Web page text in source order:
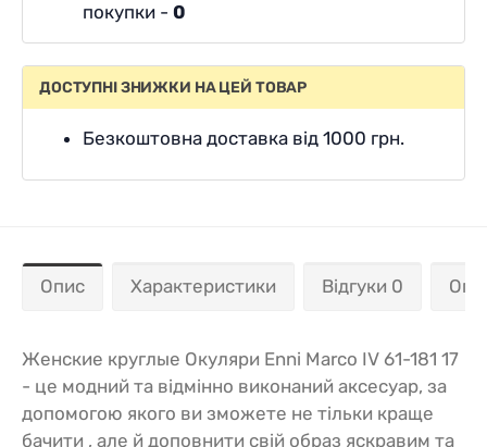
покупки - 0
ДОСТУПНІ ЗНИЖКИ НА ЦЕЙ ТОВАР
Безкоштовна доставка від 1000 грн.
Опис Характеристики Відгуки 0
Женские круглые Окуляри Enni Marco IV 61-181 17
- це модний та відмінно виконаний аксесуар, за
допомогою якого ви зможете не тільки краще
бачити , але й доповнити свій образ яскравим та